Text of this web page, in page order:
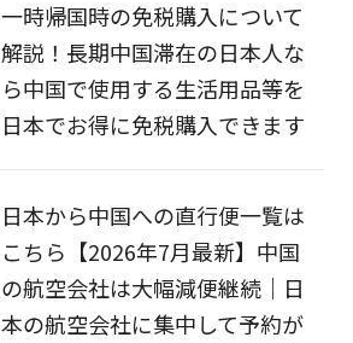
一時帰国時の免税購入について
解説！長期中国滞在の日本人な
ら中国で使用する生活用品等を
日本でお得に免税購入できます
日本から中国への直行便一覧は
こちら【2026年7月最新】中国
の航空会社は大幅減便継続｜日
本の航空会社に集中して予約が